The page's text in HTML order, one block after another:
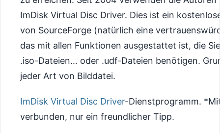
ImDisk Virtual Disc Driver. Dies ist ein
von SourceForge (natürlich eine
das mit allen Funktionen ausgestattet ist, die
.iso-Dateien… oder .udf-Dateien benötigen.
jeder Art von Bilddatei.
ImDisk Virtual Disc Driver-Dienstprogramm.
verbunden, nur ein freundlicher Tipp.